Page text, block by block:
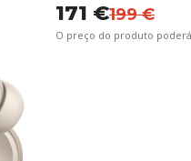
171 €199 €
O preço do produto